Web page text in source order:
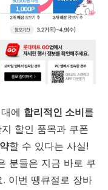
에 합리적인 소비를
할인 품목과 쿠폰
할 수 있다는 사실!
분들은 지금 바로 쿠
이번 땡큐절로 장바